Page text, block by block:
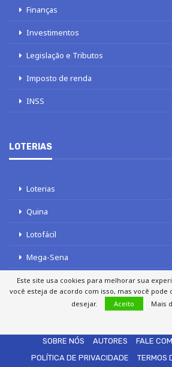
Finanças
Investimentos
Legislação e Tributos
Imposto de renda
INSS
LOTERIAS
Loterias
Quina
Lotofácil
Mega-Sena
Tele sena
SOBRE NÓS AUTORES
FALE
POLÍTICA DE PRIVACIDADE
TERMOS
Este site usa cookies para melhorar sua
você esteja de acordo com isso, mas você pode
desejar.
Aceito Mais